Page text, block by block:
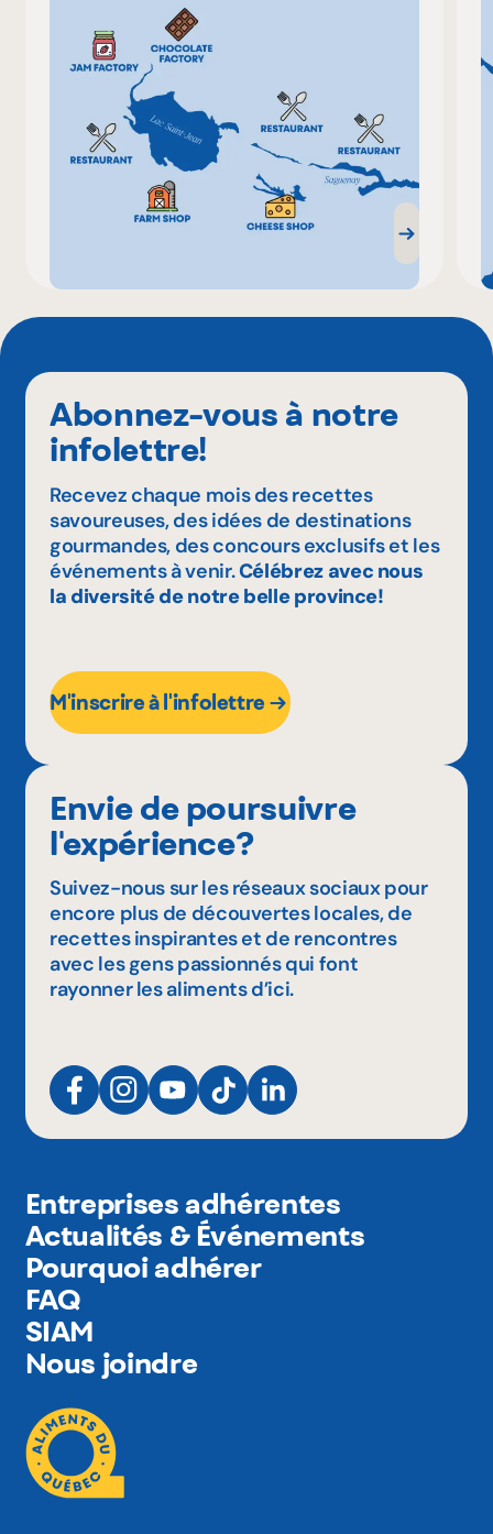
Abonnez-vous à notre
infolettre!
Recevez chaque mois des recettes
savoureuses, des idées de destinations
gourmandes, des concours exclusifs et les
événements à venir.Célébrez avec nous
la diversité de notre belle province!
M'inscrire à l'infolettre
Envie de poursuivre
l'expérience?
Suivez-nous sur les réseaux sociaux pour
encore plus de découvertes locales, de
recettes inspirantes et de rencontres
avec les gens passionnés qui font
rayonner les aliments d’ici.
Entreprises adhérentes
Actualités & Événements
Pourquoi adhérer
FAQ
SIAM
Nous joindre